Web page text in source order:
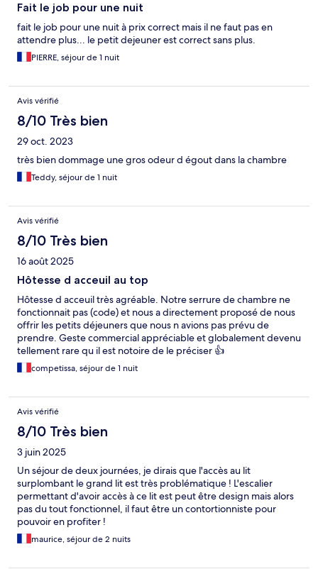
Fait le job pour une nuit
fait le job pour une nuit à prix correct mais il ne faut pas en
attendre plus... le petit dejeuner est correct sans plus.
PIERRE, séjour de 1 nuit
Avis vérifié
8/10 Très bien
29 oct. 2023
très bien dommage une gros odeur d égout dans la chambre
Teddy, séjour de 1 nuit
Avis vérifié
8/10 Très bien
16 août 2025
Hôtesse d acceuil au top
Hôtesse d acceuil très agréable. Notre serrure de chambre ne
fonctionnait pas (code) et nous a directement proposé de nous
offrir les petits déjeuners que nous n avions pas prévu de
prendre. Geste commercial appréciable et globalement devenu
tellement rare qu il est notoire de le préciser 👍
competissa, séjour de 1 nuit
Avis vérifié
8/10 Très bien
3 juin 2025
Un séjour de deux journées, je dirais que l'accès au lit
surplombant le grand lit est très problématique ! L'escalier
permettant d'avoir accès à ce lit est peut être design mais alors
pas du tout fonctionnel, il faut être un contortionniste pour
pouvoir en profiter !
maurice, séjour de 2 nuits